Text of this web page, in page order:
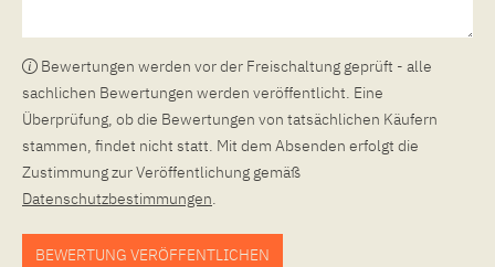
Bewertungen werden vor der Freischaltung geprüft - alle
sachlichen Bewertungen werden veröffentlicht. Eine
Überprüfung, ob die Bewertungen von tatsächlichen Käufern
stammen, findet nicht statt. Mit dem Absenden erfolgt die
Zustimmung zur Veröffentlichung gemäß
Datenschutzbestimmungen.
BEWERTUNG VERÖFFENTLICHEN